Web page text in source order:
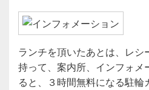
ランチを頂いたあとは、レシ
持って、案内所、インフォメ
ると、３時間無料になる駐輪